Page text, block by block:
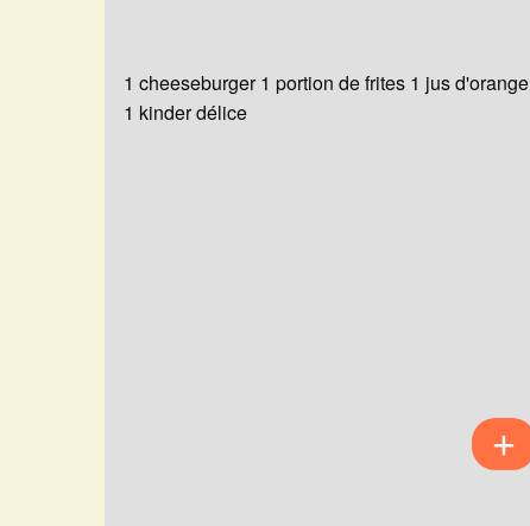
1 cheeseburger 1 portion de frites 1 jus d'orange
1 kinder délice